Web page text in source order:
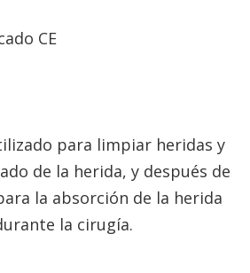
CE
para limpiar heridas y
de la herida, y después de
la absorción de la herida
la cirugía.